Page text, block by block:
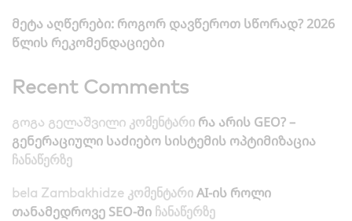
მეტა აღწერები: როგორ დავწეროთ სწორად? 2026
წლის რეკომენდაციები
Recent Comments
გოგა გელაშვილი კომენტარი რა არის GEO? –
გენერაციული საძიებო სისტემის ოპტიმიზაცია
ჩანაწერზე
bela Zambakhidze კომენტარი AI-ის როლი
თანამედროვე SEO-ში ჩანაწერზე